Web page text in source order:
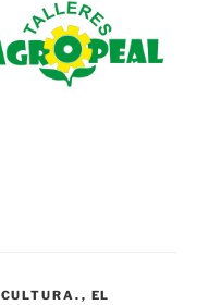
CULTURA. , EL